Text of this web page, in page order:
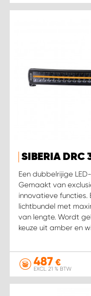
SIBERIA DRC
Een dubbelrijige
Gemaakt van
innovatieve
lichtbundel met
van lengte. Wordt
keuze uit amber en
487 €
EXCL. 21 % BTW